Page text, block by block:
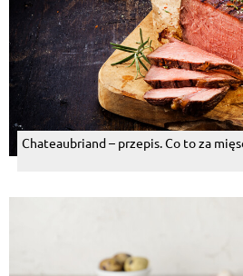
Chateaubriand – przepis. Co to za